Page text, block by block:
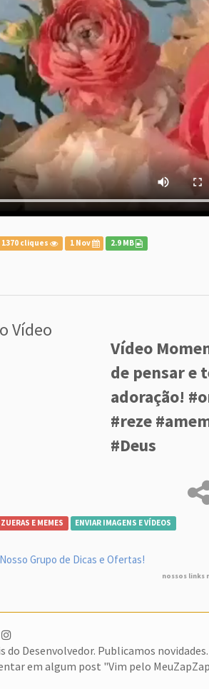
1370 cliques 1 Nov 2.9 MB
Vídeo
Vídeo
de pensar e
adoração!
#reze
#Deus
E MEMES ENVIAR IMAGENS E VÍDEOS
Nosso Grupo de Dicas e Ofertas!
nossos links
do Desenvolvedor. Publicamos novidades.
em algum post "Vim pelo